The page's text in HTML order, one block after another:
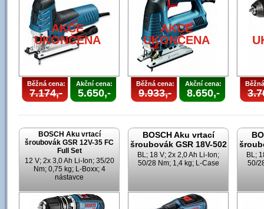
AKCE
UKONČENA
Běžná cena:
7.174,-
Akční cena:
5.650,-
AKCE
UKONČENA
Běžná cena:
9.933,-
Akční cena:
8.650,-
BOSCH Aku vrtací
šroubovák GSR 12V-35 FC
Full Set
12 V; 2x 3,0 Ah Li-Ion; 35/20
Nm; 0,75 kg; L-Boxx; 4
nástavce
BOSCH Aku vrtací
šroubovák GSR 18V-502
BL; 18 V; 2x 2,0 Ah Li-Ion;
50/28 Nm; 1,4 kg; L-Case
BL;
50/